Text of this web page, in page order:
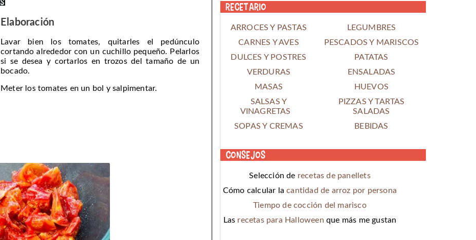
Elaboración
Lavar bien los tomates, quitarles el pedúnculo
cortando alrededor con un cuchillo pequeño. Pelarlos
si se desea y cortarlos en trozos del tamaño de un
bocado.
Meter los tomates en un bol y salpimentar.
Recetario
ARROCES Y PASTAS
LEGUMBRES
CARNES Y AVES
PESCADOS Y MARISCOS
DULCES Y POSTRES
PATATAS
VERDURAS
ENSALADAS
MASAS
HUEVOS
SALSAS Y
VINAGRETAS
PIZZAS Y TARTAS
SALADAS
SOPAS Y CREMAS
BEBIDAS
Consejos
Selección de recetas de panellets
Cómo calcular lacantidad de arroz por persona
Tiempo de cocción del marisco
Las recetas para Halloween que más me gustan